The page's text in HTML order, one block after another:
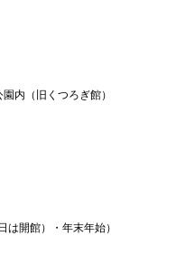
内（旧くつろぎ館）
開館）・年末年始）